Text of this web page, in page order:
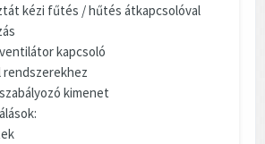
kézi fűtés / hűtés átkapcsolóval
kapcsoló
rendszerekhez
kimenet